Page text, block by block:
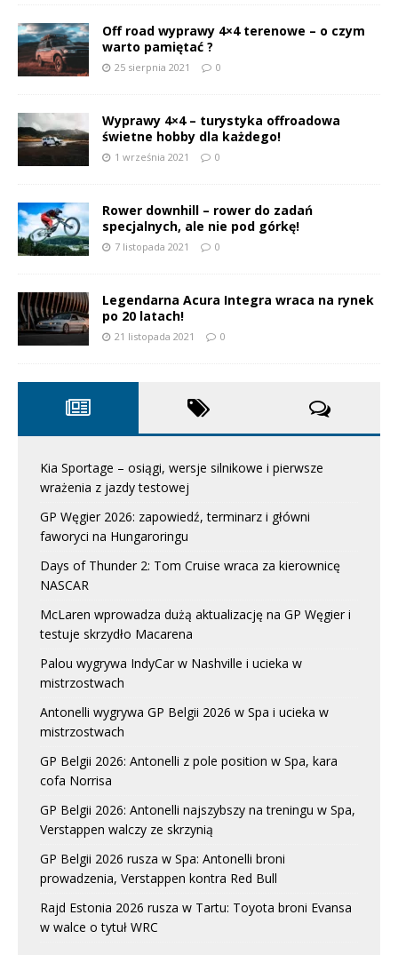
Off road wyprawy 4×4 terenowe – o czym
warto pamiętać ?
25 sierpnia 2021 0
Wyprawy 4×4 – turystyka offroadowa
świetne hobby dla każdego!
1 września 2021 0
Rower downhill – rower do zadań
specjalnych, ale nie pod górkę!
7 listopada 2021 0
Legendarna Acura Integra wraca na rynek
po 20 latach!
21 listopada 2021 0
Kia Sportage – osiągi, wersje silnikowe i pierwsze
wrażenia z jazdy testowej
GP Węgier 2026: zapowiedź, terminarz i główni
faworyci na Hungaroringu
Days of Thunder 2: Tom Cruise wraca za kierownicę
NASCAR
McLaren wprowadza dużą aktualizację na GP Węgier i
testuje skrzydło Macarena
Palou wygrywa IndyCar w Nashville i ucieka w
mistrzostwach
Antonelli wygrywa GP Belgii 2026 w Spa i ucieka w
mistrzostwach
GP Belgii 2026: Antonelli z pole position w Spa, kara
cofa Norrisa
GP Belgii 2026: Antonelli najszybszy na treningu w Spa,
Verstappen walczy ze skrzynią
GP Belgii 2026 rusza w Spa: Antonelli broni
prowadzenia, Verstappen kontra Red Bull
Rajd Estonia 2026 rusza w Tartu: Toyota broni Evansa
w walce o tytuł WRC